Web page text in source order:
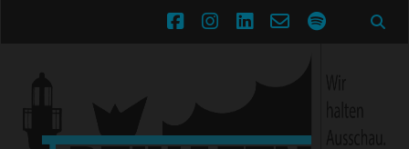
facebookinstagram
linkedin
email-spotify